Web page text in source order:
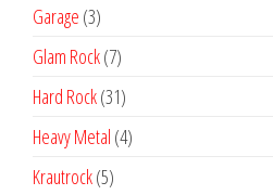
Garage 33
productos
Glam Rock 77
productos
Hard Rock 3131
productos
Heavy Metal 44
Krautrock 55